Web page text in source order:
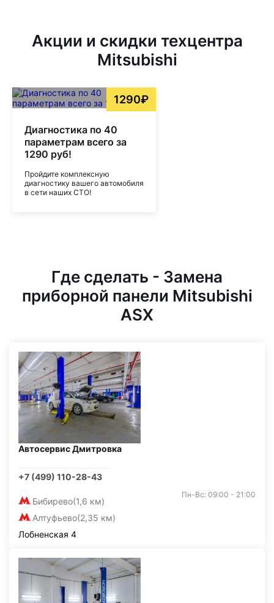
Акции и скидки техцентра
Mitsubishi
1290₽
Диагностика по 40
параметрам всего за
1290 руб!
Пройдите комплексную
диагностику вашего автомобиля
в сети наших СТО!
Где сделать - Замена
приборной панели Mitsubishi
ASX
Автосервис Дмитровка
+7 (499) 110-28-43
Бибирево(1,6 км)
Алтуфьево(2,35 км)
Пн-Вс: 09:00 - 21:00
Лобненская 4